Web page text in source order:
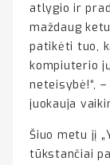
atlygio ir
maždaug
patikėti tuo,
kompiuterio
neteisybė!“,
juokauja
Šiuo metu jį
tūkstančiai